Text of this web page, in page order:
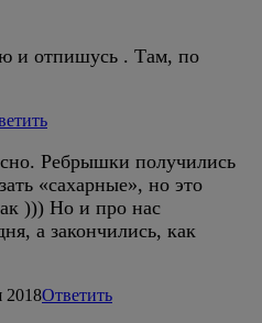
и отпишусь . Там, по
Ребрышки получились
«сахарные», но это
))) Но и про нас
а закончились, как
2018Ответить